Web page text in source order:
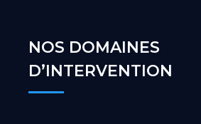
NOS DOMAINES
D’INTERVENTION